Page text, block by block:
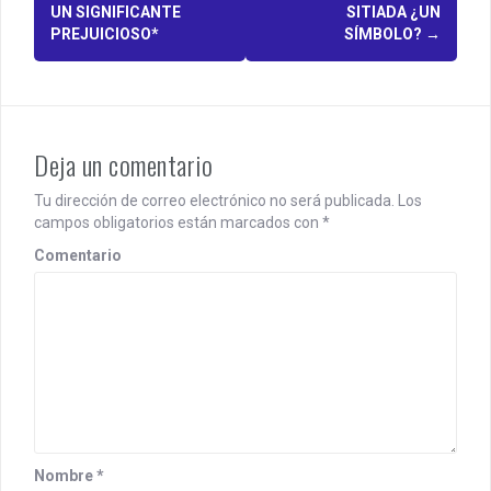
s
a
v
i
n
UN SIGNIFICANTE
PREJUICIOSO*
SITIADA ¿UN
SÍMBOLO? →
Deja un comentario
Tu dirección de correo electrónico no será publicada.
Los
campos obligatorios están marcados con *
Comentario
Nombre*